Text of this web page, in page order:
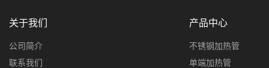
关于我们
公司简介
联系我们
产品中心
不锈钢加热管
单端加热管